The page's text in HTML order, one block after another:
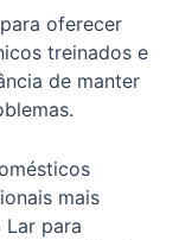
oferecer
treinados e
de manter
mais
Lar para